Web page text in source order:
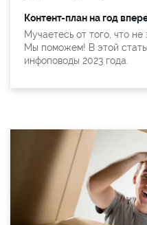
Контент-план на год
Мучаетесь от того, что не
Мы поможем! В этой
инфоповоды 2023 года.